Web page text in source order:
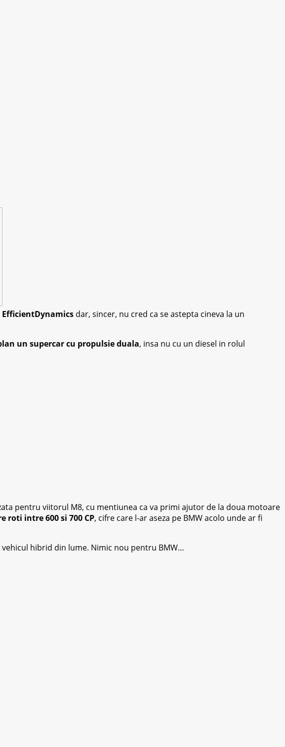
dar, sincer, nu cred ca se astepta cineva la un
un supercar cu propulsie duala, insa nu cu un diesel in rolul
pentru viitorul M8, cu mentiunea ca va primi ajutor de la doua motoare
intre 600 si 700 CP, cifre care l-ar aseza pe BMW acolo unde ar fi
hibrid din lume. Nimic nou pentru BMW…